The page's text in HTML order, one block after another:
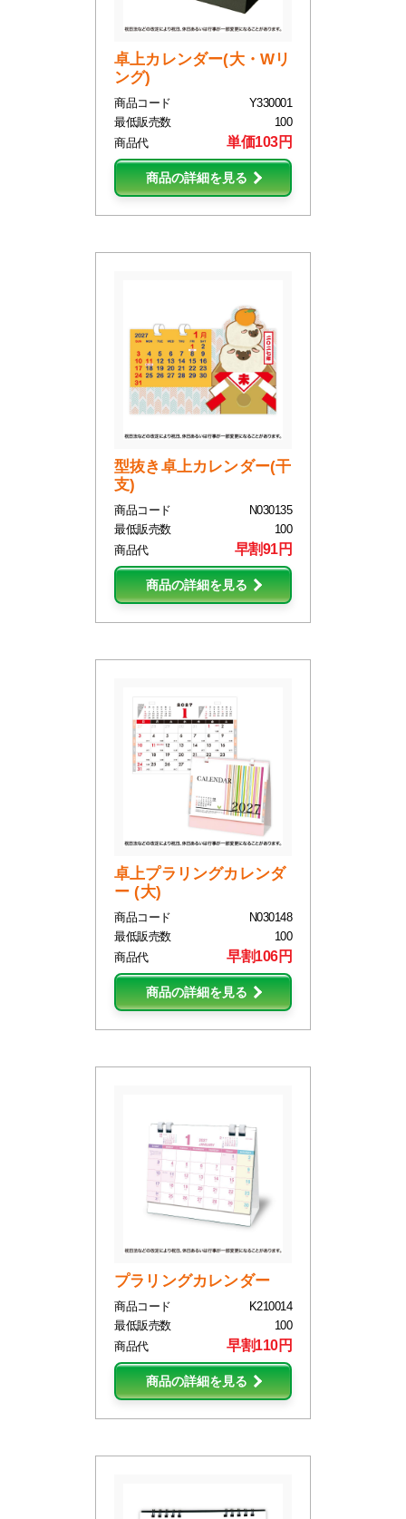
卓上カレンダー(大・Wリ
ング)
商品コード
Y330001
最低販売数
100
商品代
単価103円
商品の詳細を見る
型抜き卓上カレンダー(干
支)
商品コード
N030135
最低販売数
100
商品代
早割91円
商品の詳細を見る
卓上プラリングカレンダ
ー (大)
商品コード
N030148
最低販売数
100
商品代
早割106円
商品の詳細を見る
プラリングカレンダー
商品コード
K210014
最低販売数
100
商品代
早割110円
商品の詳細を見る